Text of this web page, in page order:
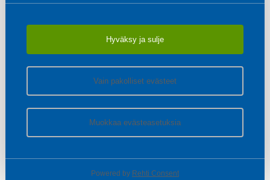
Hyväksy ja sulje
Vain pakolliset evästeet
Muokkaa evästeasetuksia
Powered by Rehti Consent